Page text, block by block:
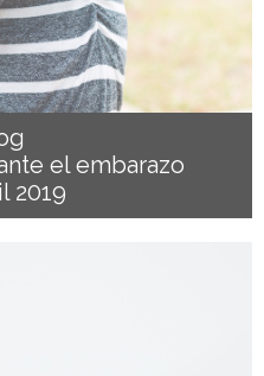
el embarazo
2019